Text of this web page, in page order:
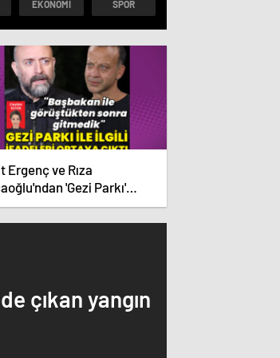
EKONOMI SPOR
Ergenç ve Rıza
'Gezi Parkı'
– Magazin haberleri
çıkan yangın